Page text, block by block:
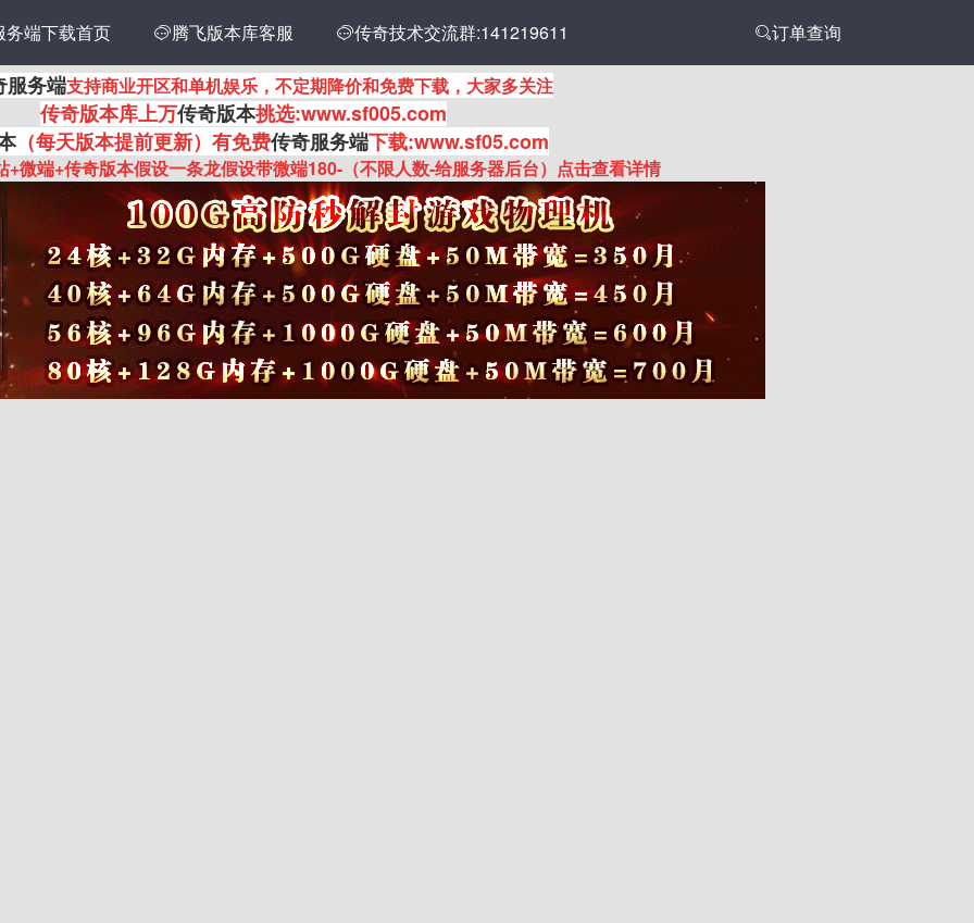
务端下载首页 腾飞版本库客服 传奇技术交流群:141219611 订单查询
服务端支持商业开区和单机娱乐，不定期降价和免费下载，大家多关注
传奇版本库上万传奇版本挑选:www.sf005.com
（每天版本提前更新）有免费传奇服务端下载:www.sf05.com
+微端+传奇版本假设一条龙假设带微端180-（不限人数-给服务器后台）点击查看详情